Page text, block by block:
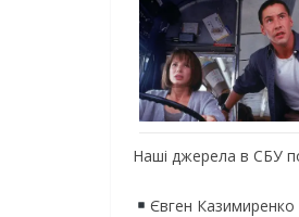
Наші джерела в СБУ
Євген Казимиренко